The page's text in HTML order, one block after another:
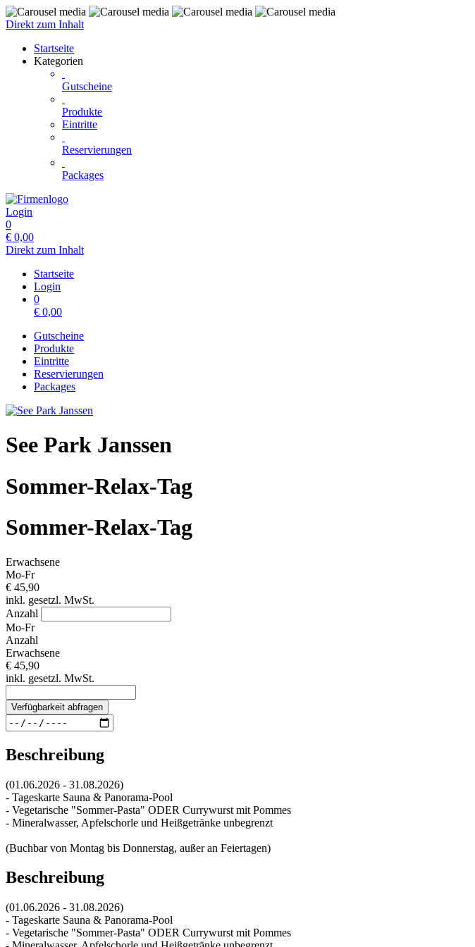
Direkt zum Inhalt
Startseite
Kategorien
Gutscheine
Produkte
Eintritte
Reservierungen
Packages
Login
0
€ 0,00
Direkt zum Inhalt
Startseite
Login
0
€ 0,00
Gutscheine
Produkte
Eintritte
Reservierungen
Packages
See Park Janssen
Sommer-Relax-Tag
Sommer-Relax-Tag
Erwachsene
Mo-Fr
€ 45,90
inkl. gesetzl. MwSt.
Anzahl
Mo-Fr
Anzahl
Erwachsene
€ 45,90
inkl. gesetzl. MwSt.
Verfügbarkeit abfragen
Beschreibung
(01.06.2026 - 31.08.2026)
- Tageskarte Sauna & Panorama-Pool
- Vegetarische "Sommer-Pasta" ODER Currywurst mit Pommes
- Mineralwasser, Apfelschorle und Heißgetränke unbegrenzt
(Buchbar von Montag bis Donnerstag, außer an Feiertagen)
Beschreibung
(01.06.2026 - 31.08.2026)
- Tageskarte Sauna & Panorama-Pool
- Vegetarische "Sommer-Pasta" ODER Currywurst mit Pommes